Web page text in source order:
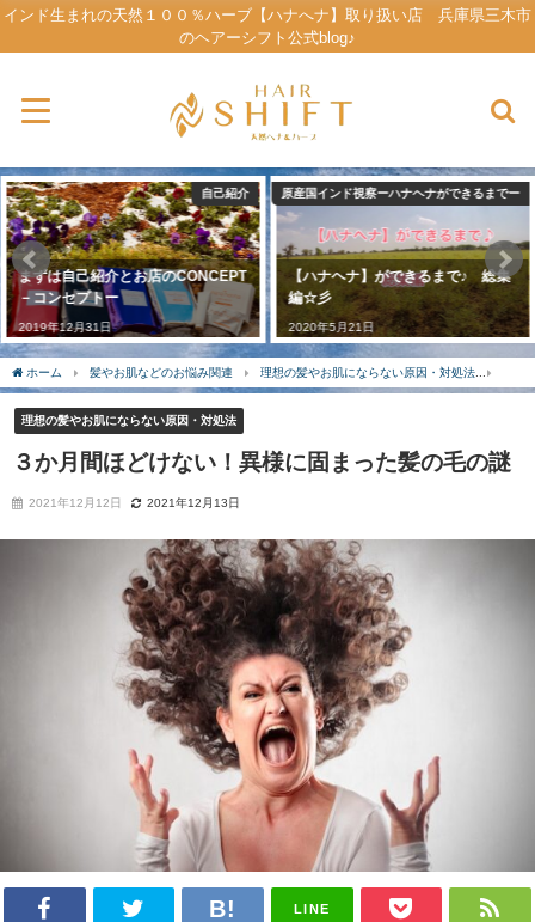
インド生まれの天然１００％ハーブ【ハナへナ】取り扱い店 兵庫県三木市
のヘアーシフト公式blog♪
原産国インド視察ーハナヘナができるまでー
【ハナヘナ】ができるまで♪ 総集
編☆彡
2020年5月21日
アクセス・道案内
SHOP INFO －アドレス・アクセ
スー
2019年9月21日
ホーム 髪やお肌などのお悩み関連 理想の髪やお肌にならない原因・対処法
理想の髪やお肌にならない原因・対処法
３か月間ほどけない！異様に固まった髪の毛の謎
2021年12月12日 2021年12月13日
LINE